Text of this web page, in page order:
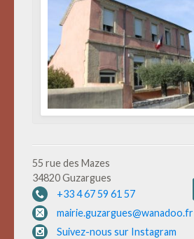
55 rue des Mazes
34820 Guzargues
+33 4 67 59 61 57
mairie.guzargues@wanadoo.fr
Suivez-nous sur Instagram